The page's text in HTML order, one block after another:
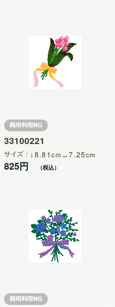
33100221
サイズ 8.81 7.25
825円